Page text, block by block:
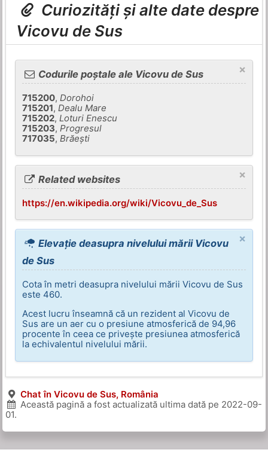
Curiozități și alte date despre
Vicovu de Sus
×
Codurile poștale ale Vicovu de Sus
715200,Dorohoi
715201,Dealu Mare
715202,Loturi Enescu
715203,Progresul
717035,Brăeşti
×
Related websites
https://en.wikipedia.org/wiki/Vicovu_de_Sus
×
Elevație deasupra nivelului mării Vicovu
de Sus
Cota în metri deasupra nivelului mării Vicovu de Sus
este 460.
Acest lucru înseamnă că un rezident al Vicovu de
Sus are un aer cu o presiune atmosferică de 94,96
procente în ceea ce privește presiunea atmosferică
la echivalentul nivelului mării.
Chat în Vicovu de Sus, România
Această pagină a fost actualizată ultima dată pe 2022-09-
01.